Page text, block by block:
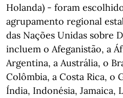
Holanda) - foram
agrupamento regional
das Nações Unidas sobre
incluem o Afeganistão, a
Argentina, a Austrália, o
Colômbia, a Costa Rica, o
Índia, Indonésia, Jamaica,